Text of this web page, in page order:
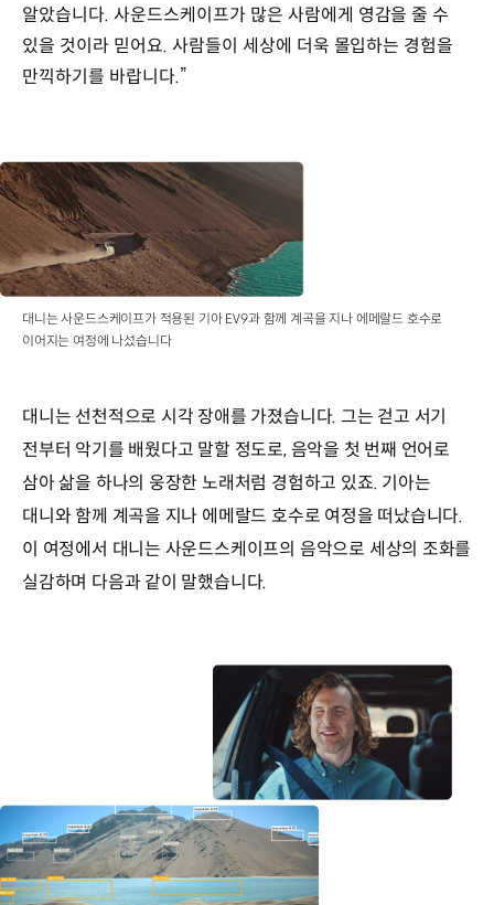
알았습니다. 사운드스케이프가 많은 사람에게 영감을 줄 수
있을 것이라 믿어요. 사람들이 세상에 더욱 몰입하는 경험을
만끽하기를 바랍니다.”
대니는 사운드스케이프가 적용된 기아 EV9과 함께 계곡을 지나 에메랄드 호수로
이어지는 여정에 나섰습니다
대니는 선천적으로 시각 장애를 가졌습니다. 그는 걷고 서기
전부터 악기를 배웠다고 말할 정도로, 음악을 첫 번째 언어로
삼아 삶을 하나의 웅장한 노래처럼 경험하고 있죠. 기아는
대니와 함께 계곡을 지나 에메랄드 호수로 여정을 떠났습니다.
이 여정에서 대니는 사운드스케이프의 음악으로 세상의 조화를
실감하며 다음과 같이 말했습니다.